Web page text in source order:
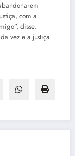
com a
disse.
vez e a justiça